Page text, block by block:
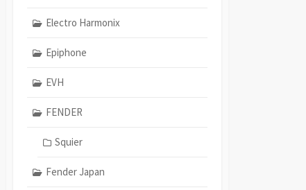
Electro Harmonix
Epiphone
EVH
FENDER
Squier
Fender Japan